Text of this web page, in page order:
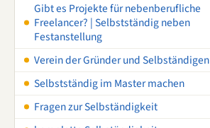
Gibt es Projekte für nebenberufliche
Freelancer? | Selbstständig neben
Festanstellung
Verein der Gründer und Selbständigen
Selbstständig im Master machen
Fragen zur Selbständigkeit